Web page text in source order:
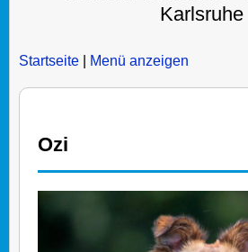
Karlsruhe
Startseite Menü anzeigen
Ozi